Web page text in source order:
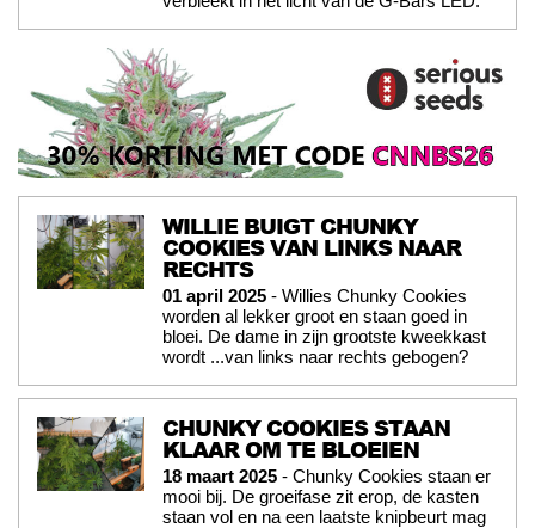
WILLIE BUIGT CHUNKY
COOKIES VAN LINKS NAAR
RECHTS
01 april 2025 - Willies Chunky Cookies
worden al lekker groot en staan goed in
bloei. De dame in zijn grootste kweekkast
wordt ...van links naar rechts gebogen?
CHUNKY COOKIES STAAN
KLAAR OM TE BLOEIEN
18 maart 2025 - Chunky Cookies staan er
mooi bij. De groeifase zit erop, de kasten
staan vol en na een laatste knipbeurt mag